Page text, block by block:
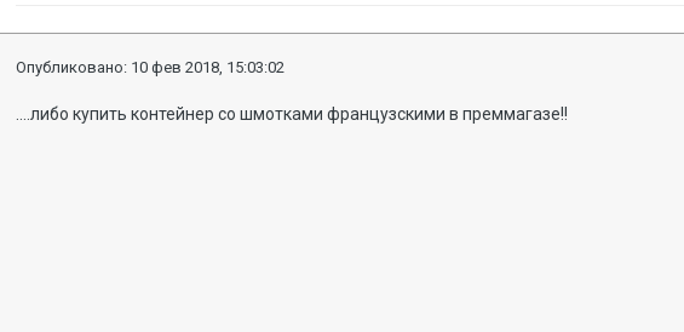
Опубликовано: 10 фев 2018, 15:03:02
....либо купить контейнер со шмотками французскими в преммагазе!!